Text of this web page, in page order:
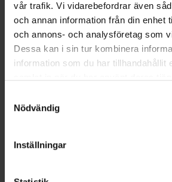
vår trafik. Vi vidarebefordrar även
och annan information från din enhet
och annons- och analysföretag som
Dessa kan i sin tur kombinera
information som du har tillhandahållit
Nödvändig
Inställningar
Smärtfri och trygg
akuttandläkare
En del väntar in i det sista med
exempel för svår tandvärk eller
visdomständerna. Det är särskilt
patienter som lider av
alla akuttandläkare tar
för att en eventuell behandling